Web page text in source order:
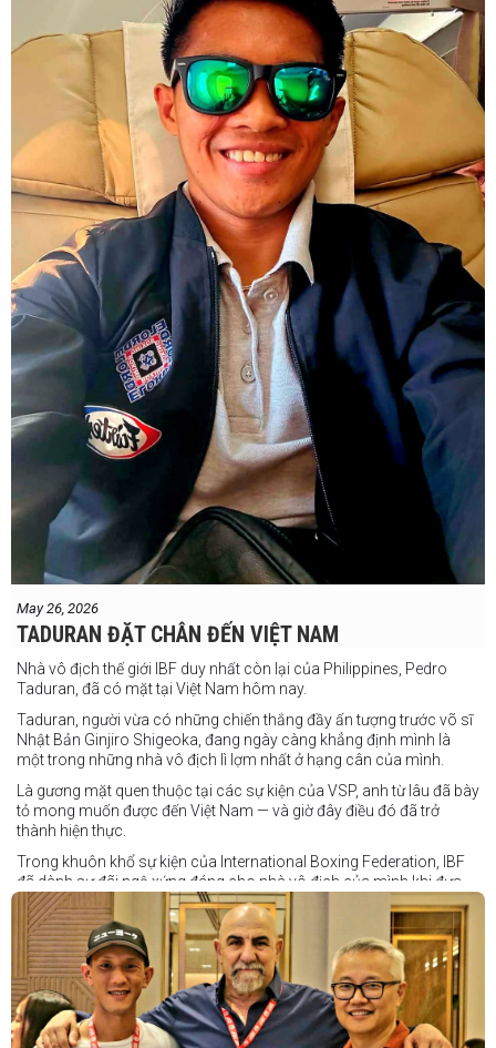
May 26, 2026
TADURAN ĐẶT CHÂN ĐẾN VIỆT NAM
Nhà vô địch thế giới IBF duy nhất còn lại của Philippines, Pedro
Taduran, đã có mặt tại Việt Nam hôm nay.
Taduran, người vừa có những chiến thắng đầy ấn tượng trước võ sĩ
Nhật Bản Ginjiro Shigeoka, đang ngày càng khẳng định mình là
một trong những nhà vô địch lì lợm nhất ở hạng cân của mình.
Là gương mặt quen thuộc tại các sự kiện của VSP, anh từ lâu đã bày
tỏ mong muốn được đến Việt Nam — và giờ đây điều đó đã trở
thành hiện thực.
Trong khuôn khổ sự kiện của International Boxing Federation, IBF
đã dành sự đãi ngộ xứng đáng cho nhà vô địch của mình khi đưa
Taduran đến Việt Nam bằng vé hạng thương gia.
Một chuyến đi hoàn toàn xứng đáng cho một “chiến binh đường xa”
thực thụ